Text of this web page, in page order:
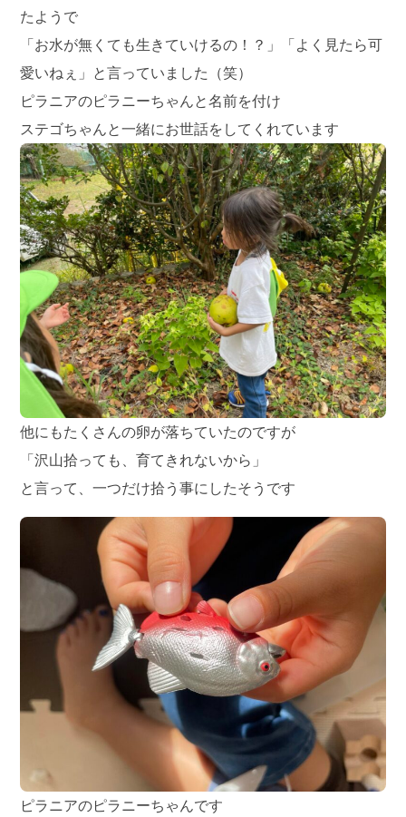
たようで
「お水が無くても生きていけるの！？」「よく見たら可
愛いねぇ」と言っていました（笑）
ピラニアのピラニーちゃんと名前を付け
ステゴちゃんと一緒にお世話をしてくれています
他にもたくさんの卵が落ちていたのですが
「沢山拾っても、育てきれないから」
と言って、一つだけ拾う事にしたそうです
ピラニアのピラニーちゃんです